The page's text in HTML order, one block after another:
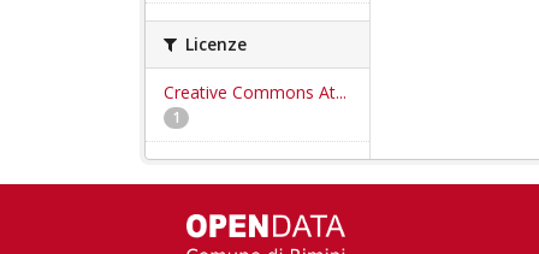
Licenze
Creative Commons At...
1